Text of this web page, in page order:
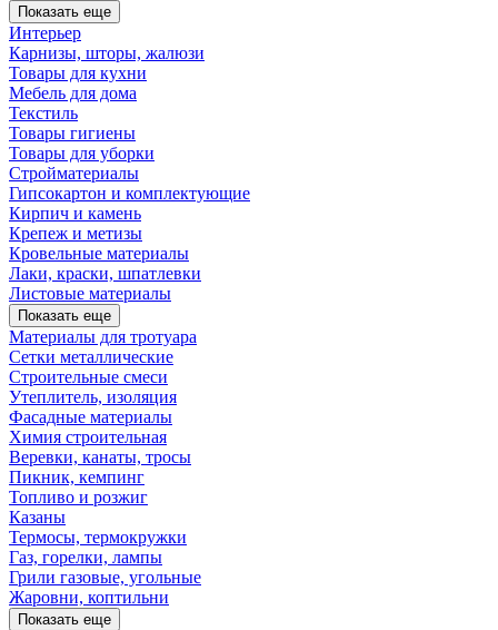
Показать еще
Интерьер
Карнизы, шторы, жалюзи
Товары для кухни
Мебель для дома
Текстиль
Товары гигиены
Товары для уборки
Стройматериалы
Гипсокартон и комплектующие
Кирпич и камень
Крепеж и метизы
Кровельные материалы
Лаки, краски, шпатлевки
Листовые материалы
Показать еще
Материалы для тротуара
Сетки металлические
Строительные смеси
Утеплитель, изоляция
Фасадные материалы
Химия строительная
Веревки, канаты, тросы
Пикник, кемпинг
Топливо и розжиг
Казаны
Термосы, термокружки
Газ, горелки, лампы
Грили газовые, угольные
Жаровни, коптильни
Показать еще